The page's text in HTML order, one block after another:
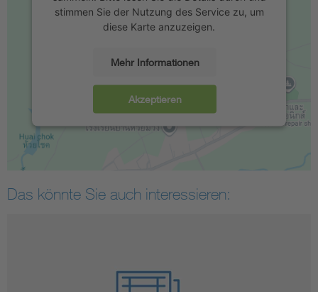
stimmen Sie der Nutzung des Service zu, um
diese Karte anzuzeigen.
Mehr Informationen
Akzeptieren
Das könnte Sie auch interessieren: